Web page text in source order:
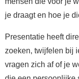
je draagt en hoe je
Presentatie heeft
zoeken, twijfelen bij
vragen zich af of je